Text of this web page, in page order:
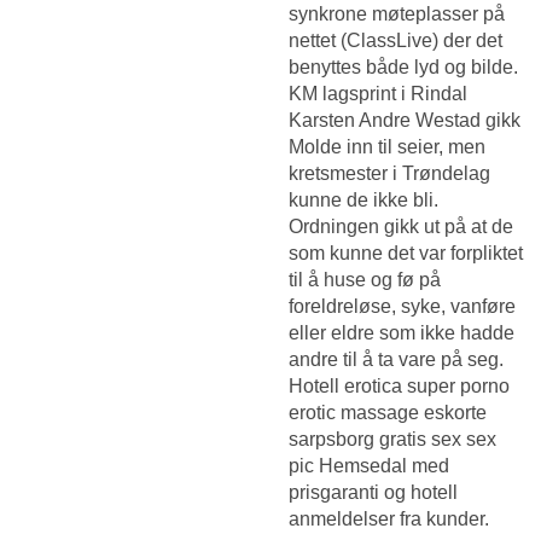
synkrone møteplasser på
nettet (ClassLive) der det
benyttes både lyd og bilde.
KM lagsprint i Rindal
Karsten Andre Westad gikk
Molde inn til seier, men
kretsmester i Trøndelag
kunne de ikke bli.
Ordningen gikk ut på at de
som kunne det var forpliktet
til å huse og fø på
foreldreløse, syke, vanføre
eller eldre som ikke hadde
andre til å ta vare på seg.
Hotell erotica super porno
erotic massage eskorte
sarpsborg gratis sex sex
pic Hemsedal med
prisgaranti og hotell
anmeldelser fra kunder.